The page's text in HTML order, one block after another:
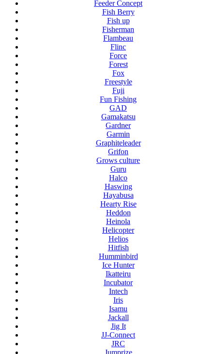
Feeder Concept
Fish Berry
Fish up
Fisherman
Flambeau
Flinc
Force
Forest
Fox
Freestyle
Fuji
Fun Fishing
GAD
Gamakatsu
Gardner
Garmin
Graphiteleader
Grifon
Grows culture
Guru
Halco
Haswing
Hayabusa
Hearty Rise
Heddon
Heinola
Helicopter
Helios
Hitfish
Humminbird
Ice Hunter
Ikatteiru
Incubator
Intech
Iris
Isamu
Jackall
Jig It
JJ-Connect
JRC